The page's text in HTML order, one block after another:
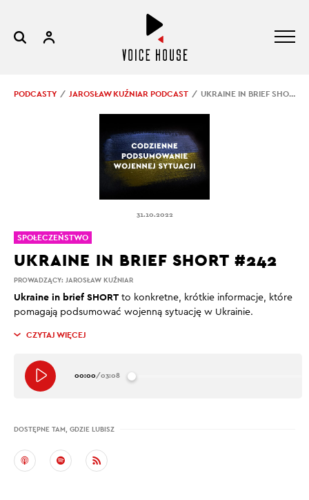
PODCASTY JAROSŁAW KUŹNIAR PODCAST UKRAINE IN BRIEF SHORT #242
31.10.2022
PROWADZĄCY: JAROSŁAW KUŹNIAR
UKRAINE IN BRIEF SHORT #242
Ukraine in brief SHORT to konkretne, krótkie informacje, które
pomagają podsumować wojenną sytuację w Ukrainie.
CZYTAJ WIĘCEJ
00:00/03:08
DOSTĘPNE TAM, GDZIE LUBISZ
SPOŁECZEŃSTWO